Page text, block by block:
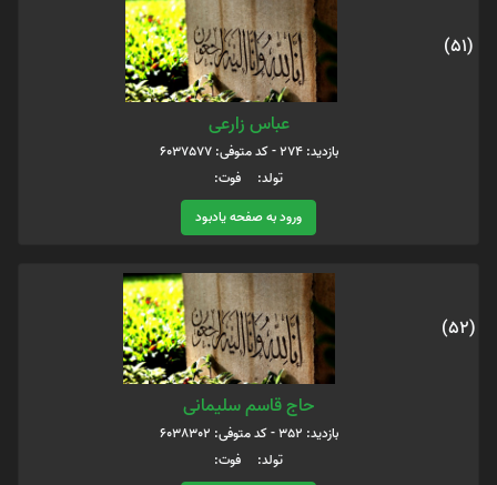
(51)
عباس زارعی
بازدید: 274 - کد متوفی: 6037577
تولد: فوت:
ورود به صفحه یادبود
(52)
حاج قاسم سلیمانی
بازدید: 352 - کد متوفی: 6038302
تولد: فوت: